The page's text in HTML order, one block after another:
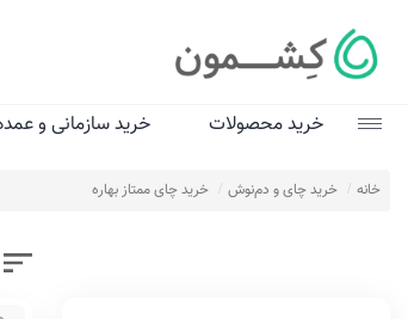
خرید محصولات خرید سازمانی و
خانه خرید چای و دم‌نوش‌ خرید چای ممتاز بهاره